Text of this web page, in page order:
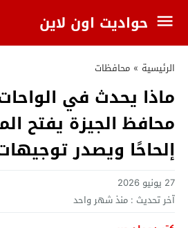
حواديت اون لاين
الرئيسية » محافظات
ماذا يحدث في
محافظ الجيزة يفتح
إلحاحًا ويصدر
27 يونيو 2026
آخر تحديث : منذ شهر واحد